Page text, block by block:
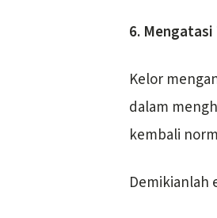
6.
Kelor
dalam
kembali
Demikianlah